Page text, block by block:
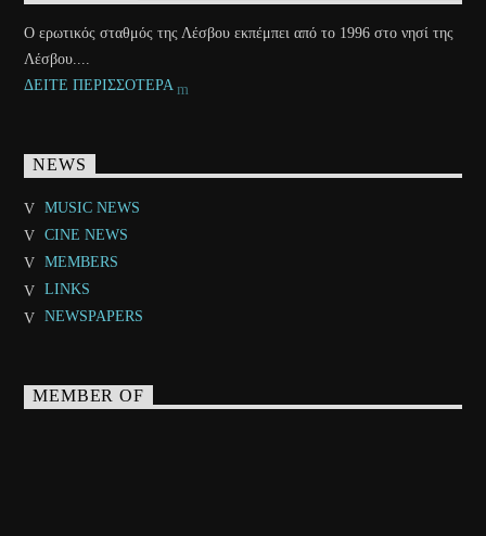
Ο ερωτικός σταθμός της Λέσβου εκπέμπει από το 1996 στο νησί της
Λέσβου....
ΔΕΙΤΕ ΠΕΡΙΣΣΟΤΕΡΑ
NEWS
MUSIC NEWS
CINE NEWS
MEMBERS
LINKS
NEWSPAPERS
MEMBER OF